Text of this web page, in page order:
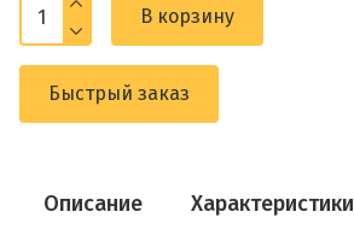
В корзину
Быстрый заказ
Описание Характеристики